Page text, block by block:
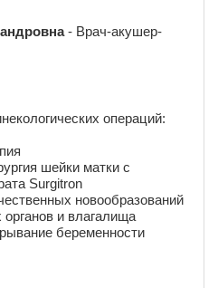
- Врач-акушер-
операций:
шейки матки с
Surgitron
новообразований
и влагалища
беременности